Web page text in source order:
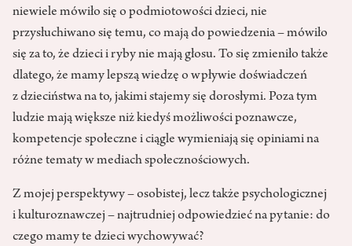
niewiele mówiło się o podmiotowości dzieci, nie
przysłuchiwano się temu, co mają do powiedzenia – mówiło
się za to, że dzieci i ryby nie mają głosu. To się zmieniło także
dlatego, że mamy lepszą wiedzę o wpływie doświadczeń
z dzieciństwa na to, jakimi stajemy się dorosłymi. Poza tym
ludzie mają większe niż kiedyś możliwości poznawcze,
kompetencje społeczne i ciągle wymieniają się opiniami na
różne tematy w mediach społecznościowych.
Z mojej perspektywy – osobistej, lecz także psychologicznej
i kulturoznawczej – najtrudniej odpowiedzieć na pytanie: do
czego mamy te dzieci wychowywać?